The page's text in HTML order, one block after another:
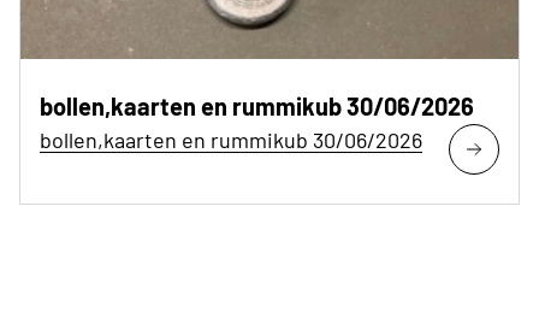
bollen,kaarten en rummikub 30/06/2026
bollen,kaarten en rummikub 30/06/2026